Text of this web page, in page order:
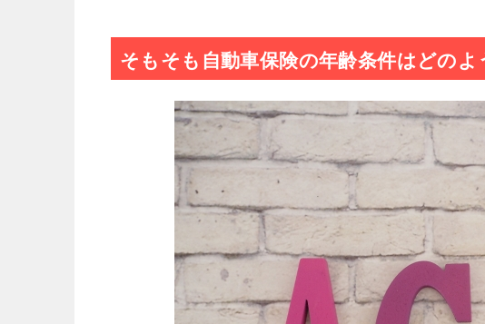
そもそも自動車保険の年齢条件はどの